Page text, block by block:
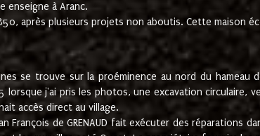
enseigne à Aranc.
après plusieurs projets non aboutis. Cette maison
se trouve sur la proéminence au nord du hameau
lorsque j'ai pris les photos, une excavation
accès direct au village.
François de GRENAUD fait exécuter des réparations